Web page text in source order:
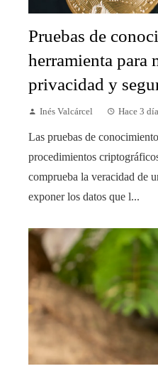
Pruebas de
herramienta para
privacidad y
Inés Valcárcel Hace 3
Las pruebas de
procedimientos
comprueba la veracidad de
exponer los datos que l...